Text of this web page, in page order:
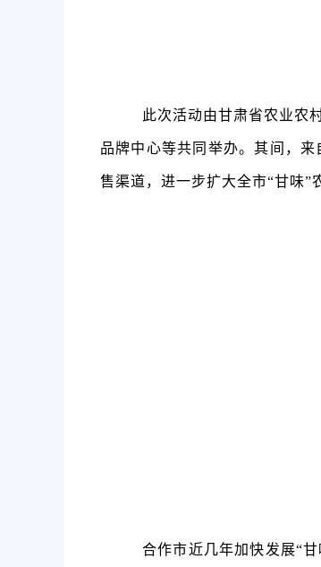
此次活动由甘肃省农业农
品牌中心等共同举办。其间， 来
售渠道， 进一步扩大全市“甘味”
合作市近几年加快发展“甘